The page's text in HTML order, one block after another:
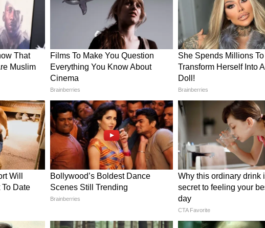
करने का सही तरीका
को अच्छी तरह साफ करें। धूल या गंदगी होने पर उपाय का फल नहीं
पानी लें और उसमें सिर्फ एक चुटकी हल्दी मिलाएं। ज्यादा हल्दी डालने से
हैं, इसलिए थोड़ी मात्रा ही काफी है। इस पानी को दरवाजे और चौखट के
यह उपाय रोज कर सकते हैं, लेकिन गुरुवार या खास त्योहारों पर